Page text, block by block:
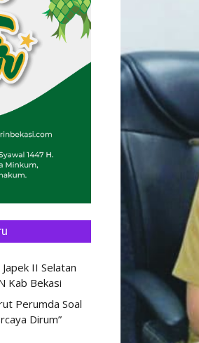
II Selatan
Kab Bekasi
Perumda Soal
Dirum”